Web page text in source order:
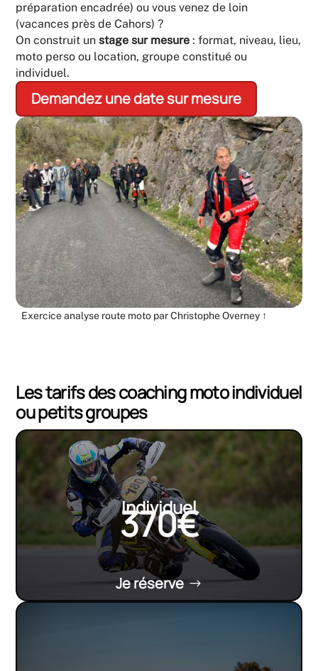
préparation encadrée) ou vous venez de loin
(vacances près de Cahors) ?
On construit unstage sur mesure : format, niveau, lieu,
moto perso ou location, groupe constitué ou
individuel.
Demandez une date sur mesure
Exercice analyse route moto par Christophe Overney ↑
Les tarifs des coaching moto individuel
ou petits groupes
Je réserve
Individuel
370€